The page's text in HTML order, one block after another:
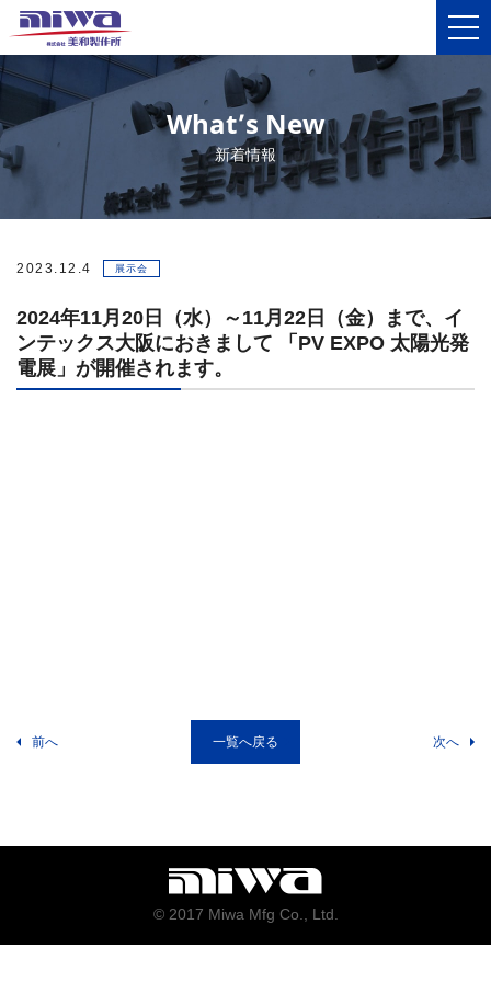
What’s New
新着情報
2023.12.4 展示会
2024年11月20日（水）～11月22日（金）まで、イ
ンテックス大阪におきまして 「PV EXPO 太陽光発
電展」が開催されます。
次へ
前へ 一覧へ戻る
© 2017 Miwa Mfg Co., Ltd.